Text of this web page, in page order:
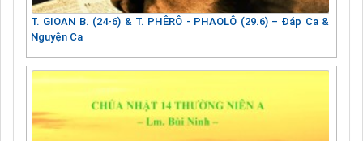
T. GIOAN B. (24-6) & T. PHÊRÔ - PHAOLÔ (29.6) – Đáp Ca &
Nguyện Ca